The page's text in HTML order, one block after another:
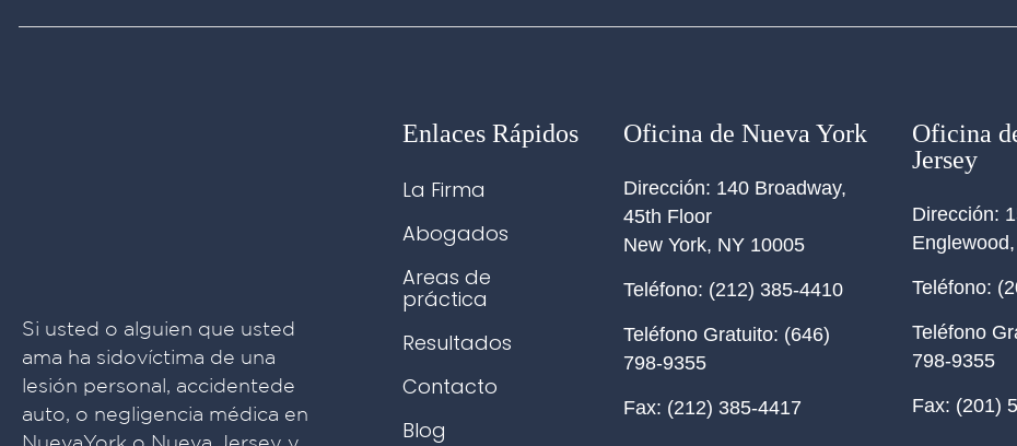
Si usted o alguien que usted
ama ha sidovíctima de una
lesión personal, accidentede
auto, o negligencia médica en
Enlaces Rápidos
La Firma
Abogados
Areas de
práctica
Resultados
Contacto
Blog
Oficina de Nueva York
Dirección: 140 Broadway,
45th Floor
New York, NY 10005
Teléfono: (212) 385-4410
Teléfono Gratuito: (646)
798-9355
Fax: (212) 385-4417
Oficina
Jersey
Dirección:
Teléfono:
Teléfono
798-9355
Fax: (201)